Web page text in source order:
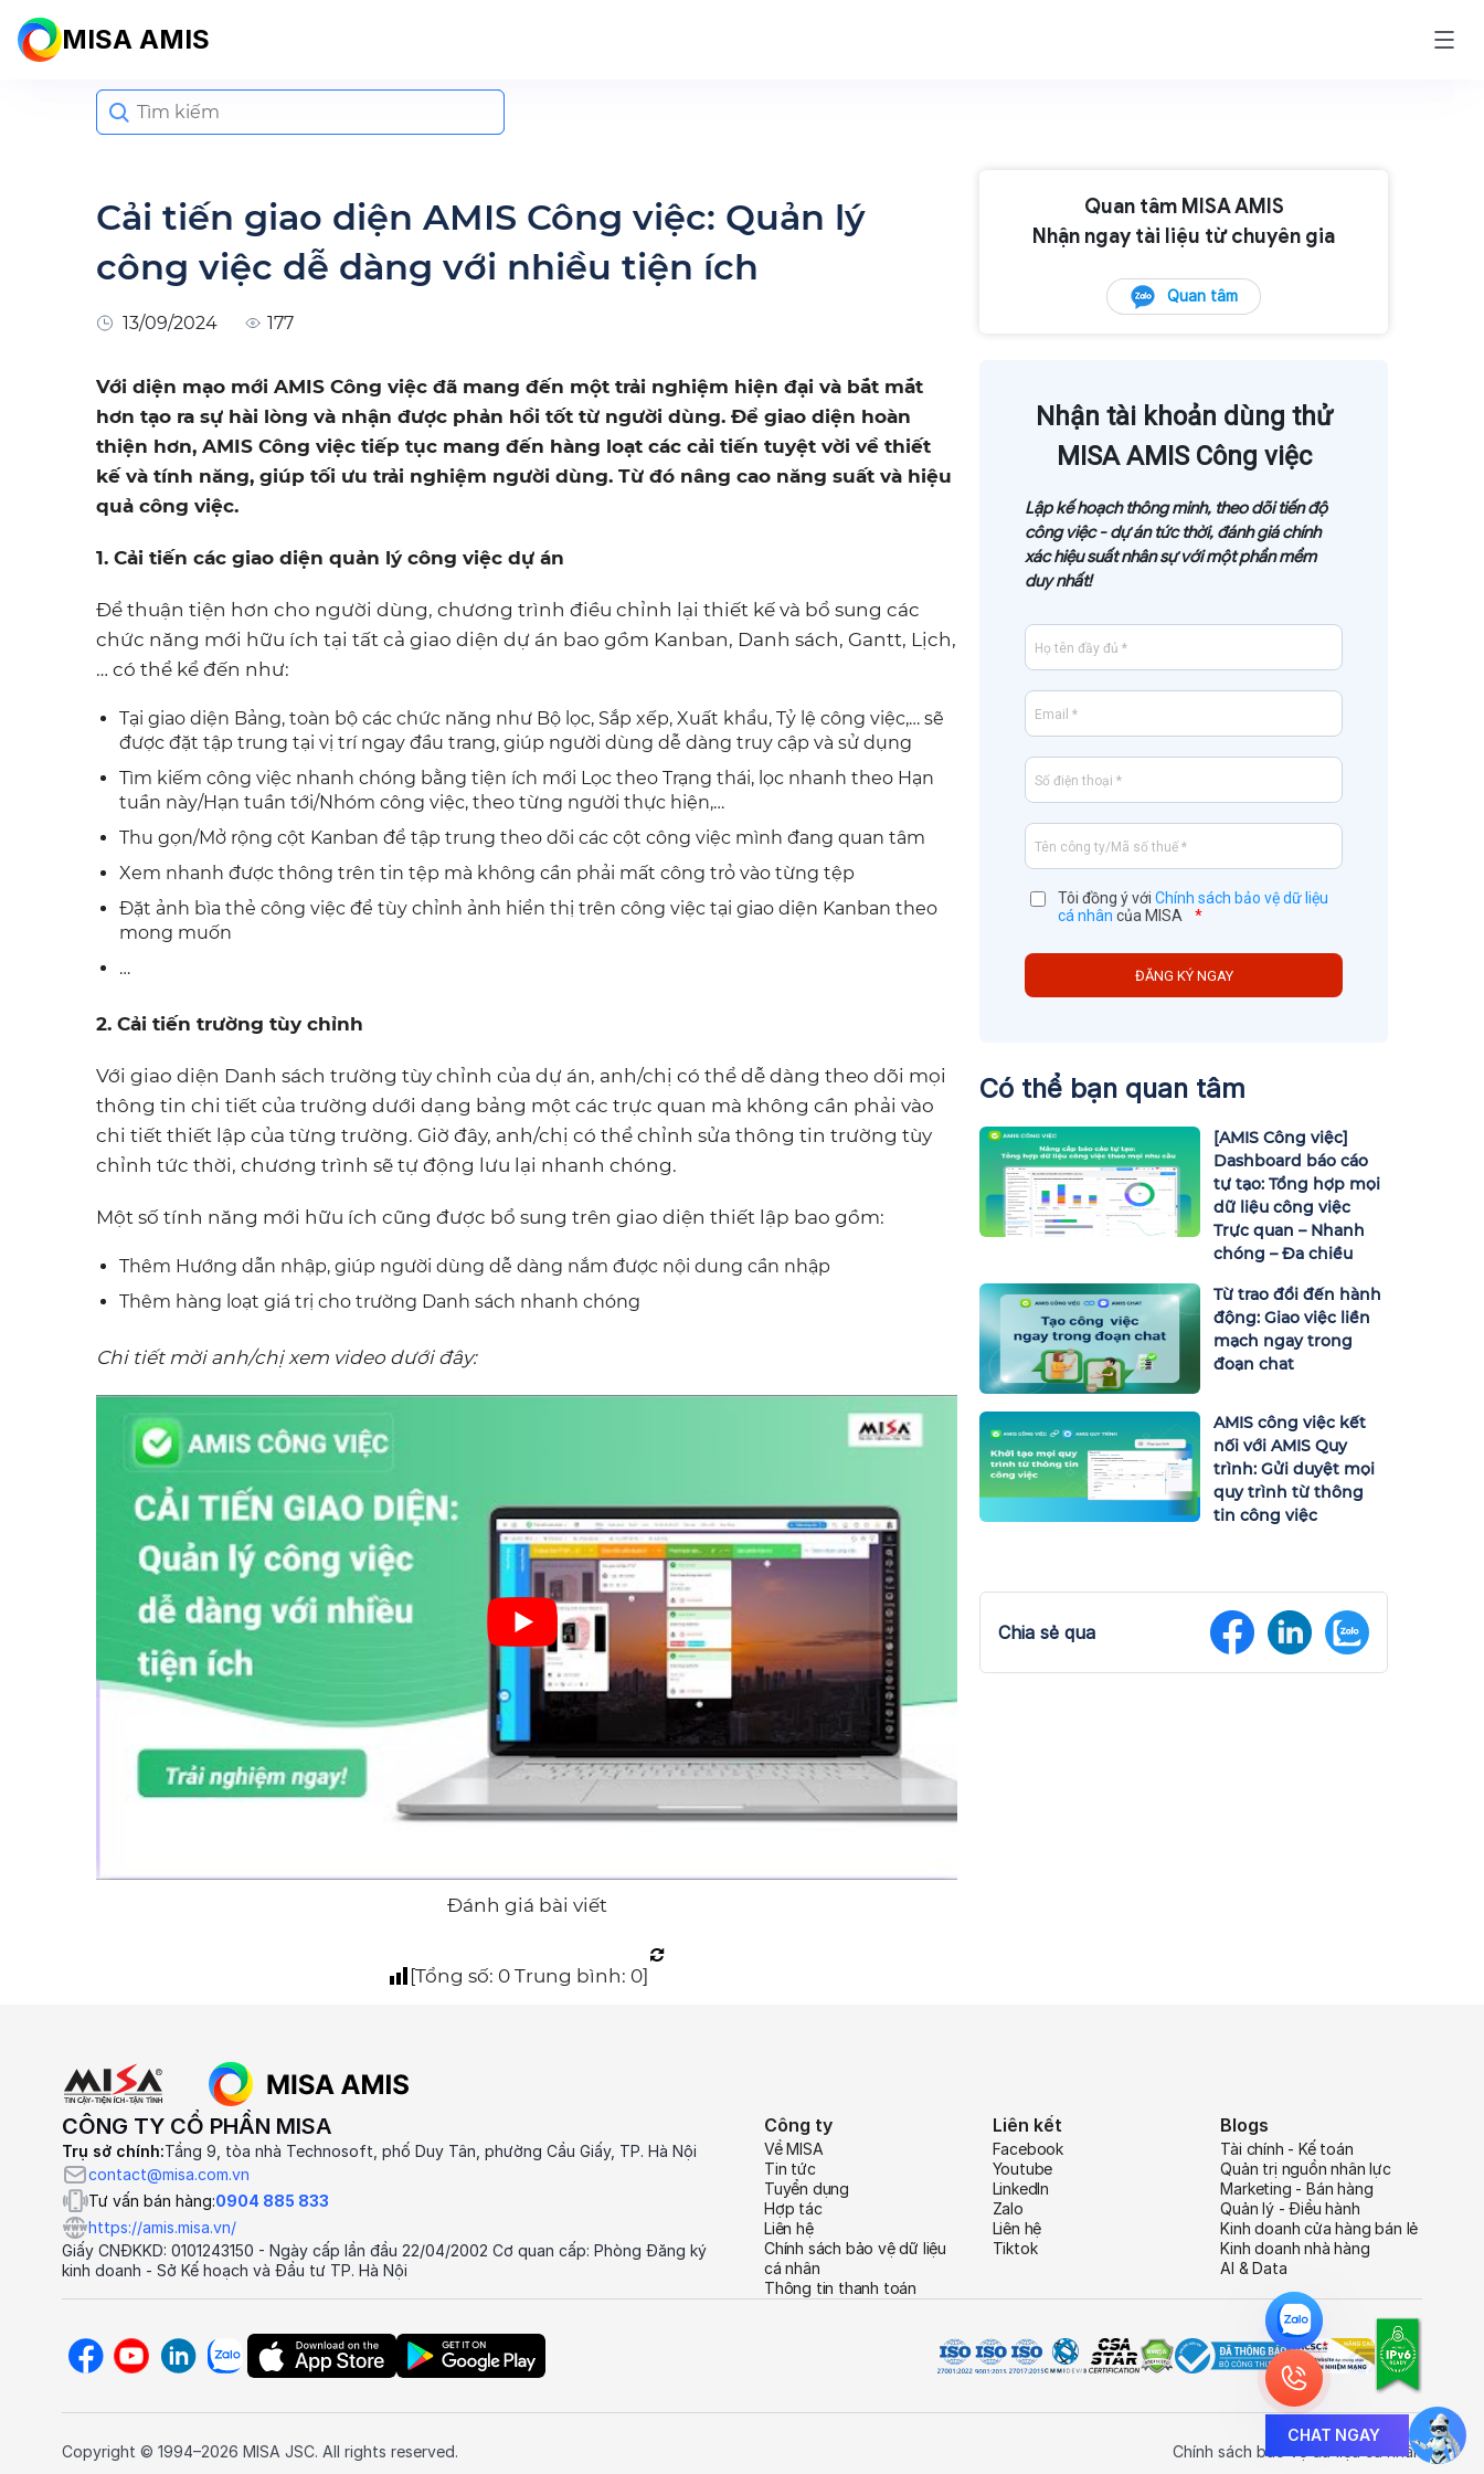
MISA AMIS
Search
for:
Cải tiến giao diện AMIS Công việc: Quản lý
công việc dễ dàng với nhiều tiện ích
13/09/2024 177
Với diện mạo mới AMIS Công việc đã mang đến một trải nghiệm hiện đại và bắt mắt
hơn tạo ra sự hài lòng và nhận được phản hồi tốt từ người dùng. Để giao diện hoàn
thiện hơn, AMIS Công việc tiếp tục mang đến hàng loạt các cải tiến tuyệt vời về thiết
kế và tính năng, giúp tối ưu trải nghiệm người dùng. Từ đó nâng cao năng suất và hiệu
quả công việc.
1. Cải tiến các giao diện quản lý công việc dự án
Để thuận tiện hơn cho người dùng, chương trình điều chỉnh lại thiết kế và bổ sung các
chức năng mới hữu ích tại tất cả giao diện dự án bao gồm Kanban, Danh sách, Gantt, Lịch,
… có thể kể đến như:
Tại giao diện Bảng, toàn bộ các chức năng như Bộ lọc, Sắp xếp, Xuất khẩu, Tỷ lệ công việc,… sẽ
được đặt tập trung tại vị trí ngay đầu trang, giúp người dùng dễ dàng truy cập và sử dụng
Tìm kiếm công việc nhanh chóng bằng tiện ích mới Lọc theo Trạng thái, lọc nhanh theo Hạn
tuần này/Hạn tuần tới/Nhóm công việc, theo từng người thực hiện,…
Thu gọn/Mở rộng cột Kanban để tập trung theo dõi các cột công việc mình đang quan tâm
Xem nhanh được thông trên tin tệp mà không cần phải mất công trỏ vào từng tệp
Đặt ảnh bìa thẻ công việc để tùy chỉnh ảnh hiển thị trên công việc tại giao diện Kanban theo
mong muốn
…
2. Cải tiến trường tùy chỉnh
Với giao diện Danh sách trường tùy chỉnh của dự án, anh/chị có thể dễ dàng theo dõi mọi
thông tin chi tiết của trường dưới dạng bảng một các trực quan mà không cần phải vào
chi tiết thiết lập của từng trường. Giờ đây, anh/chị có thể chỉnh sửa thông tin trường tùy
chỉnh tức thời, chương trình sẽ tự động lưu lại nhanh chóng.
Một số tính năng mới hữu ích cũng được bổ sung trên giao diện thiết lập bao gồm:
Thêm Hướng dẫn nhập, giúp người dùng dễ dàng nắm được nội dung cần nhập
Thêm hàng loạt giá trị cho trường Danh sách nhanh chóng
Chi tiết mời anh/chị xem video dưới đây:
Đánh giá bài viết
[Tổng số: 0 Trung bình: 0]
Quan tâm MISA AMIS
Nhận ngay tài liệu từ chuyên gia
Quan tâm
Nhận tài khoản dùng thử
MISA AMIS Công việc
Lập kế hoạch thông minh, theo dõi tiến độ
công việc - dự án tức thời, đánh giá chính
xác hiệu suất nhân sự với một phần mềm
duy nhất!
Tôi đồng ý với Chính sách bảo vệ dữ liệu
cá nhân của MISA *
Có thể bạn quan tâm
[AMIS Công việc]
Dashboard báo cáo
tự tạo: Tổng hợp mọi
dữ liệu công việc
Trực quan – Nhanh
chóng – Đa chiều
Từ trao đổi đến hành
động: Giao việc liền
mạch ngay trong
đoạn chat
AMIS công việc kết
nối với AMIS Quy
trình: Gửi duyệt mọi
quy trình từ thông
tin công việc
Chia sẻ qua
CÔNG TY CỔ PHẦN MISA
Trụ sở chính:Tầng 9, tòa nhà Technosoft, phố Duy Tân, phường Cầu Giấy, TP. Hà Nội
contact@misa.com.vn
Tư vấn bán hàng:0904 885 833
https://amis.misa.vn/
Giấy CNĐKKD: 0101243150 - Ngày cấp lần đầu 22/04/2002 Cơ quan cấp: Phòng Đăng ký
kinh doanh - Sở Kế hoạch và Đầu tư TP. Hà Nội
Công ty
Về MISA
Tin tức
Tuyển dụng
Hợp tác
Liên hệ
Chính sách bảo vệ dữ liệu
cá nhân
Thông tin thanh toán
Liên kết
Facebook
Youtube
LinkedIn
Zalo
Liên hệ
Tiktok
Blogs
Tài chính - Kế toán
Quản trị nguồn nhân lực
Marketing - Bán hàng
Quản lý - Điều hành
Kinh doanh cửa hàng bán lẻ
Kinh doanh nhà hàng
AI & Data
Copyright © 1994–2026 MISA JSC. All rights reserved. Chính sách bảo vệ dữ liệu cá nhân
CHAT NGAY